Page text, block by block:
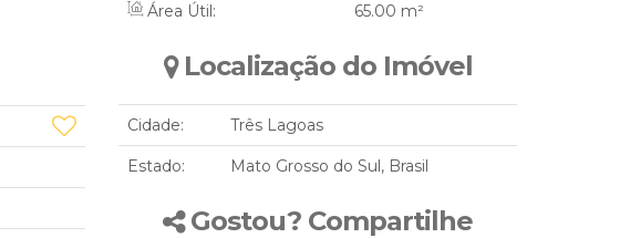
Área Útil: 65.00 m²
Localização do Imóvel
Cidade: Três Lagoas
Estado: Mato Grosso do Sul, Brasil
Gostou? Compartilhe